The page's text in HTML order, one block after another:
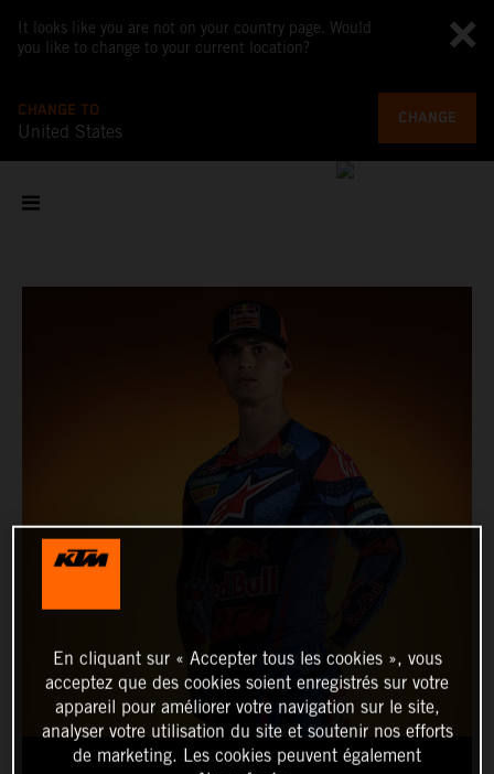
It looks like you are not on your country page. Would
you like to change to your current location?
CHANGE TO
United States
CHANGE
En cliquant sur « Accepter tous les cookies », vous
acceptez que des cookies soient enregistrés sur votre
appareil pour améliorer votre navigation sur le site,
analyser votre utilisation du site et soutenir nos efforts
de marketing. Les cookies peuvent également